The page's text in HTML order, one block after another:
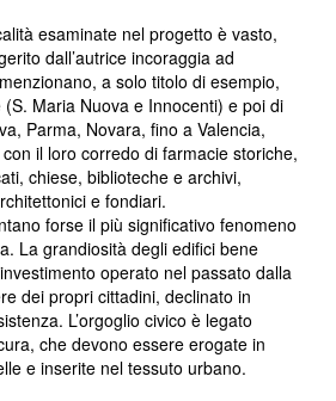
esaminate nel progetto è vasto,
dall’autrice incoraggia ad
a solo titolo di esempio,
Maria Nuova e Innocenti) e poi di
Parma, Novara, fino a Valencia,
il loro corredo di farmacie storiche,
chiese, biblioteche e archivi,
e fondiari.
forse il più significativo fenomeno
La grandiosità degli edifici bene
operato nel passato dalla
dei propri cittadini, declinato in
L’orgoglio civico è legato
che devono essere erogate in
e inserite nel tessuto urbano.